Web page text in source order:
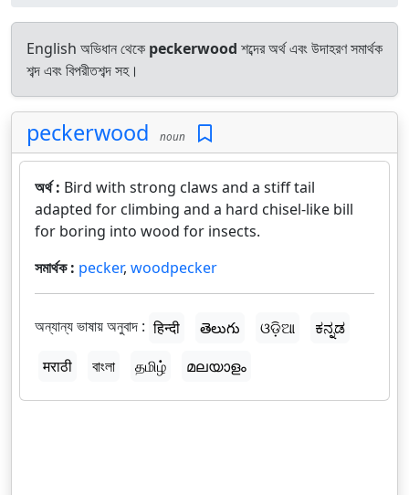
English অভিধান থেকে peckerwood শব্দের অর্থ এবং উদাহরণ সমার্থক
শব্দ এবং বিপরীতশব্দ সহ।
peckerwood noun
অর্থ : Bird with strong claws and a stiff tail
adapted for climbing and a hard chisel-like bill
for boring into wood for insects.
সমার্থক : pecker, woodpecker
অন্যান্য ভাষায় অনুবাদ : हिन्दी తెలుగు ଓଡ଼ିଆ
ಕನ್ನಡ
मराठी
বাংলা தமிழ் മലയാളം